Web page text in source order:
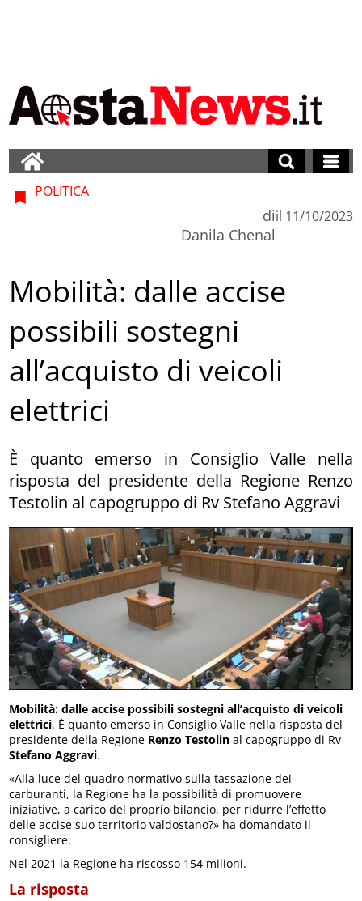
POLITICA
di
Danila Chenal
il 11/10/2023
Mobilità: dalle accise
possibili sostegni
all’acquisto di veicoli
elettrici
È quanto emerso in Consiglio Valle nella
risposta del presidente della Regione Renzo
Testolin al capogruppo di Rv Stefano Aggravi
Mobilità: dalle accise possibili sostegni all’acquisto di veicoli
elettrici. È quanto emerso in Consiglio Valle nella risposta del
presidente della Regione Renzo Testolin al capogruppo di Rv
Stefano Aggravi.
«Alla luce del quadro normativo sulla tassazione dei
carburanti, la Regione ha la possibilità di promuovere
iniziative, a carico del proprio bilancio, per ridurre l’effetto
delle accise suo territorio valdostano?» ha domandato il
consigliere.
Nel 2021 la Regione ha riscosso 154 milioni.
La risposta